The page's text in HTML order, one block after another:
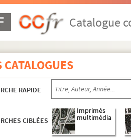
Catalogue
CATALOGUES
RAPIDE
CIBLÉES
Imprimés
multimédia